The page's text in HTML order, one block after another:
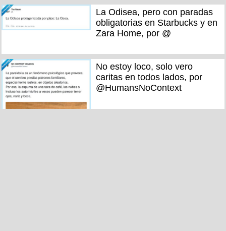
La Odisea, pero con paradas
obligatorias en Starbucks y en
Zara Home, por @
No estoy loco, solo vero
caritas en todos lados, por
@HumansNoContext